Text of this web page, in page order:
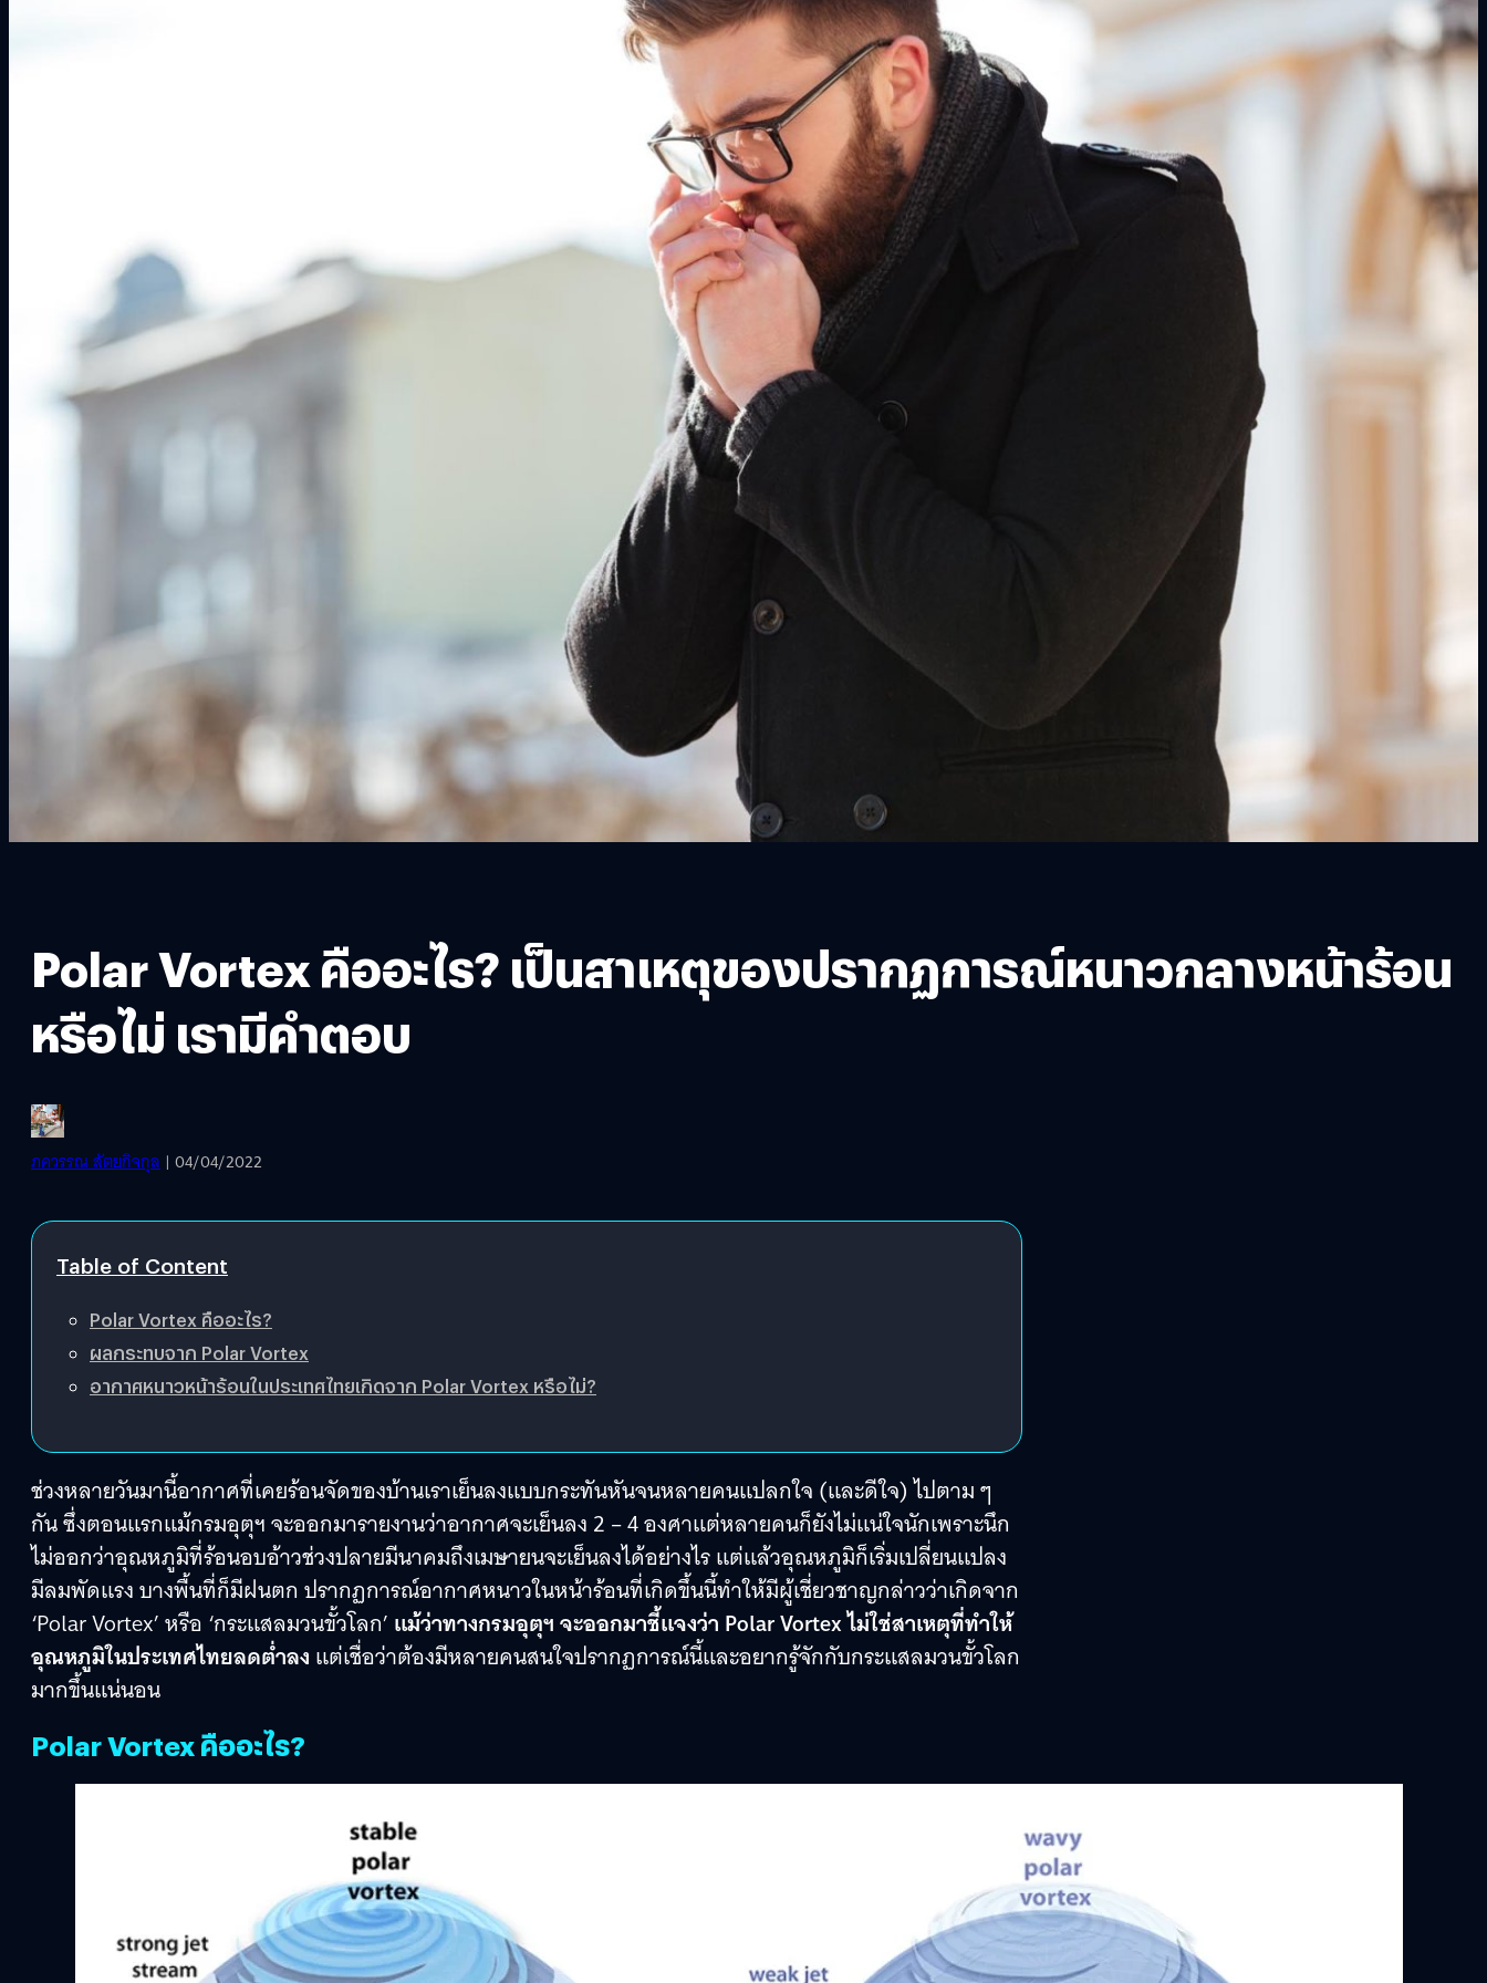
Polar Vortex คืออะไร? เป็นสาเหตุของปรากฏการณ์หนาวกลางหน้าร้อน
หรือไม่ เรามีคำตอบ
ภควรรณ สัตยกิจกุล | 04/04/2022
Table of Content
Polar Vortex คืออะไร?
ผลกระทบจาก Polar Vortex
อากาศหนาวหน้าร้อนในประเทศไทยเกิดจาก Polar Vortex หรือไม่?
ช่วงหลายวันมานี้อากาศที่เคยร้อนจัดของบ้านเราเย็นลงแบบกระทันหันจนหลายคนแปลกใจ (และดีใจ) ไปตาม ๆ
กัน ซึ่งตอนแรกแม้กรมอุตุฯ จะออกมารายงานว่าอากาศจะเย็นลง 2 – 4 องศาแต่หลายคนก็ยังไม่แน่ใจนักเพราะนึก
ไม่ออกว่าอุณหภูมิที่ร้อนอบอ้าวช่วงปลายมีนาคมถึงเมษายนจะเย็นลงได้อย่างไร แต่แล้วอุณหภูมิก็เริ่มเปลี่ยนแปลง
มีลมพัดแรง บางพื้นที่ก็มีฝนตก ปรากฏการณ์อากาศหนาวในหน้าร้อนที่เกิดขึ้นนี้ทำให้มีผู้เชี่ยวชาญกล่าวว่าเกิดจาก
‘Polar Vortex’ หรือ ‘กระแสลมวนขั้วโลก’ แม้ว่าทางกรมอุตุฯ จะออกมาชี้แจงว่า Polar Vortex ไม่ใช่สาเหตุที่ทำให้
อุณหภูมิในประเทศไทยลดต่ำลง แต่เชื่อว่าต้องมีหลายคนสนใจปรากฏการณ์นี้และอยากรู้จักกับกระแสลมวนขั้วโลก
มากขึ้นแน่นอน
Polar Vortex คืออะไร?